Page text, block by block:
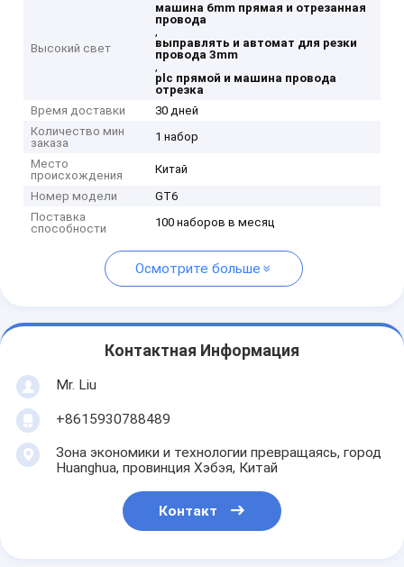
Высокий свет
машина 6mm прямая и отрезанная
провода
,
выправлять и автомат для резки
провода 3mm
,
plc прямой и машина провода
отрезка
Время доставки
30 дней
Количество мин
заказа
1 набор
Место
происхождения
Китай
Номер модели
GT6
Поставка
способности
100 наборов в месяц
Осмотрите больше
Контактная Информация
Mr. Liu
+8615930788489
Зона экономики и технологии превращаясь, город
Huanghua, провинция Хэбэя, Китай
Контакт